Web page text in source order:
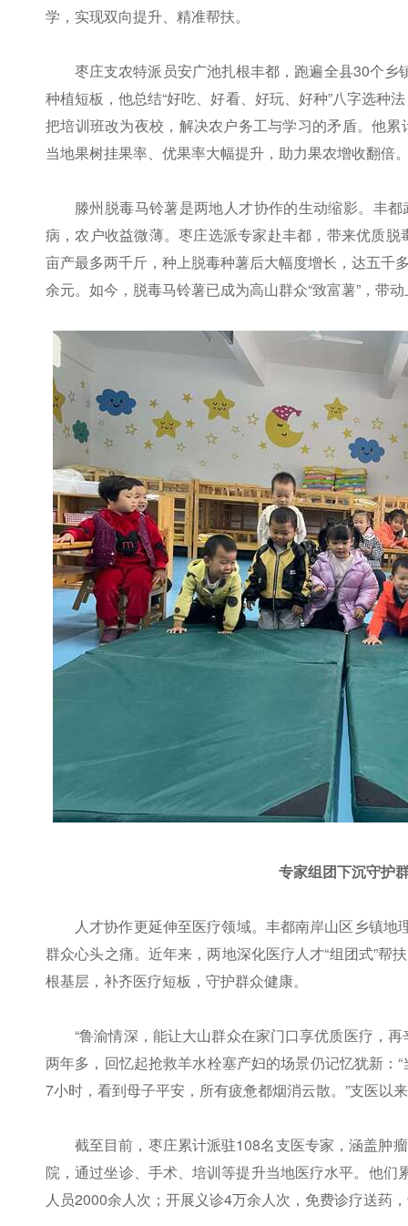
学，实现双向提升、精准帮扶。
枣庄支农特派员安广池扎根丰都，跑遍全县30个乡
种植短板，他总结“好吃、好看、好玩、好种”八字选种
把培训班改为夜校，解决农户务工与学习的矛盾。他
当地果树挂果率、优果率大幅提升，助力果农增收翻倍
滕州脱毒马铃薯是两地人才协作的生动缩影。丰
病，农户收益微薄。枣庄选派专家赴丰都，带来优质
亩产最多两千斤，种上脱毒种薯后大幅度增长，达五千
余元。如今，脱毒马铃薯已成为高山群众“致富薯”，带
专家组团下沉守护
人才协作更延伸至医疗领域。丰都南岸山区乡镇地
群众心头之痛。近年来，两地深化医疗人才“组团式”帮
根基层，补齐医疗短板，守护群众健康。
“鲁渝情深，能让大山群众在家门口享优质医疗，
两年多，回忆起抢救羊水栓塞产妇的场景仍记忆犹新：
7小时，看到母子平安，所有疲惫都烟消云散。”支医以
截至目前，枣庄累计派驻108名支医专家，涵盖肿
院，通过坐诊、手术、培训等提升当地医疗水平。他
人员2000余人次；开展义诊4万余人次，免费诊疗送药